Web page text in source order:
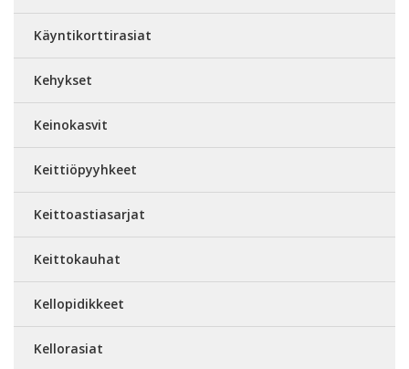
Käyntikorttirasiat
Kehykset
Keinokasvit
Keittiöpyyhkeet
Keittoastiasarjat
Keittokauhat
Kellopidikkeet
Kellorasiat